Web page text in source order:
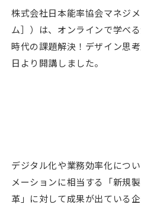
通信
書
株式会社日本能率協会マネジ
ム］）は、オンラインで学べ
時代の課題解決！デザイン思
日より開講しました。
デジタル化や業務効率化につ
メーションに相当する「新規
革」に対して成果が出ている